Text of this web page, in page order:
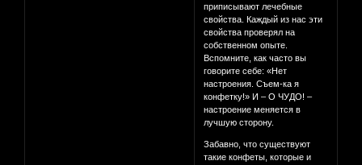
приписывают лечебные
свойства. Каждый из нас эти
свойства проверял на
собственном опыте.
Вспомните, как часто вы
говорите себе: «Нет
настроения. Съем-ка я
конфетку!» И – О ЧУДО! –
настроение меняется в
лучшую сторону.
Забавно, что существуют
такие конфеты, которые и